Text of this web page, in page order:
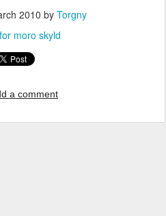
2010 by Torgny
for moro skyld
a comment